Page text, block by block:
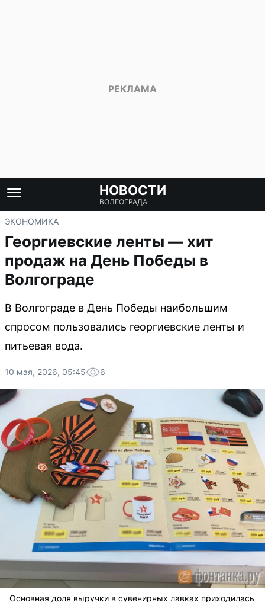
НОВОСТИ
ВОЛГОГРАДА
ЭКОНОМИКА
Георгиевские ленты — хит
продаж на День Победы в
Волгограде
В Волгограде в День Победы наибольшим
спросом пользовались георгиевские ленты и
питьевая вода.
10 мая, 2026, 05:45 6
Основная доля выручки в сувенирных лавках приходилась